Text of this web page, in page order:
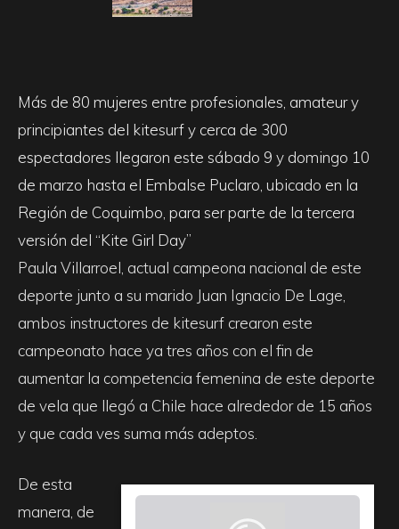
Más de 80 mujeres entre profesionales, amateur y
principiantes del kitesurf y cerca de 300
espectadores llegaron este sábado 9 y domingo 10
de marzo hasta el Embalse Puclaro, ubicado en la
Región de Coquimbo, para ser parte de la tercera
versión del “Kite Girl Day”
Paula Villarroel, actual campeona nacional de este
deporte junto a su marido Juan Ignacio De Lage,
ambos instructores de kitesurf crearon este
campeonato hace ya tres años con el fin de
aumentar la competencia femenina de este deporte
de vela que llegó a Chile hace alrededor de 15 años
y que cada ves suma más adeptos.
De esta
manera, de